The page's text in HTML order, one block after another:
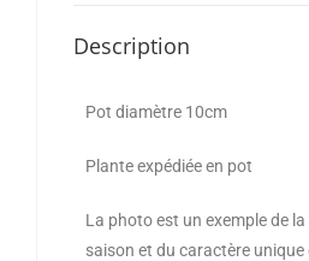
Description
Pot diamètre 10cm
Plante expédiée en pot
La photo est un exemple de
saison et du caractère unique